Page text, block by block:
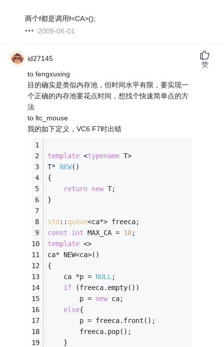
两个f都是调用f<CA>();
2009-06-01
id27145
to fengxuxing
目的确实是类似内存池，但时间水平有限，要实现一
个正确的内存池要花点时间，想找个快速简单点的方
法
to ltc_mouse
我的如下定义，VC6 F7时出错
template <typename T>
T* NEW()
{
return new T;
}
std :: queue<ca*> freeca;
const
int MAX_CA = 10;
template <>
ca* NEW<ca>()
{
	ca *p =
NULL ;
if (freeca.empty())
		p =
new ca;
else{
		p = freeca.front();
		freeca.pop();
	}
赞